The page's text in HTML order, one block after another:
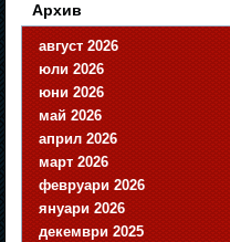
Архив
август 2026
юли 2026
юни 2026
май 2026
април 2026
март 2026
февруари 2026
януари 2026
декември 2025